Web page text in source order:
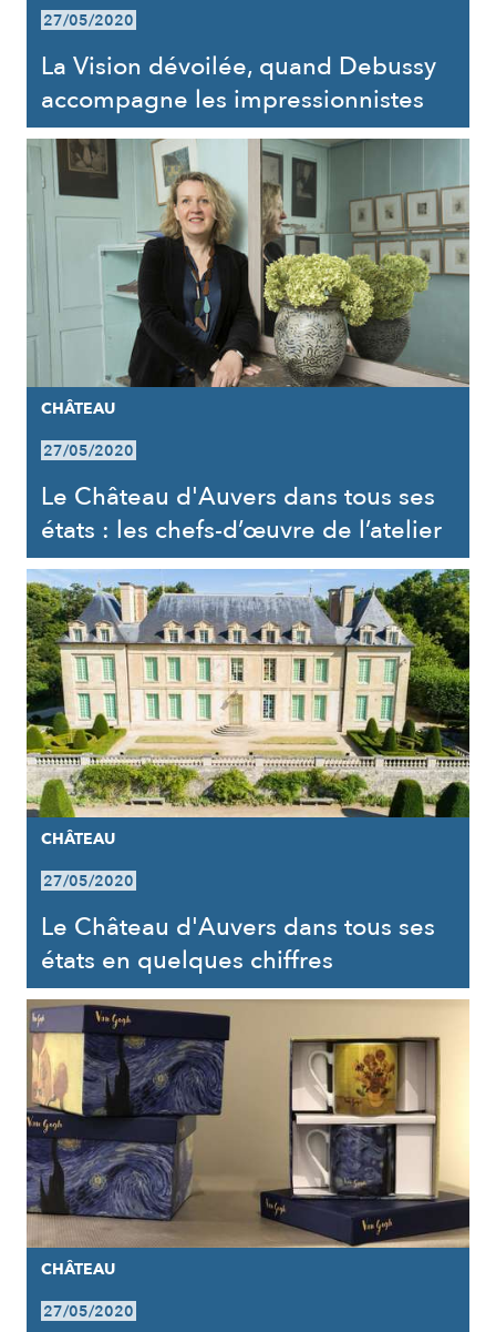
27/05/2020
La Vision dévoilée, quand Debussy
accompagne les impressionnistes
CHÂTEAU
27/05/2020
Le Château d'Auvers dans tous ses
états : les chefs-d’œuvre de l’atelier
CHÂTEAU
27/05/2020
Le Château d'Auvers dans tous ses
états en quelques chiffres
CHÂTEAU
27/05/2020